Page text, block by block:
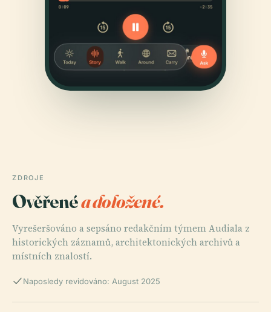
ZDROJE
Ověřenéa doložené.
Vyrešeršováno a sepsáno redakčním týmem Audiala z
historických záznamů, architektonických archivů a
místních znalostí.
Naposledy revidováno: August 2025